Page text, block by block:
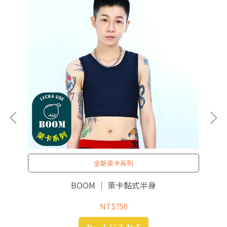
全新萊卡系列
BOOM ｜ 萊卡黏式半身
NT$750